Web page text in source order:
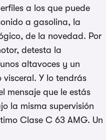
a los que puede
a gasolina, la
de la novedad. Por
detesta la
altavoces y un
Y lo tendrás
mensaje que le estás
la misma supervisión
Clase C 63 AMG. Un